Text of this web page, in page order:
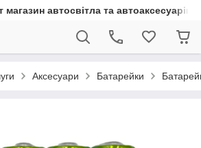
автосвітла та автоаксесуарів
Аксесуари Батарейки